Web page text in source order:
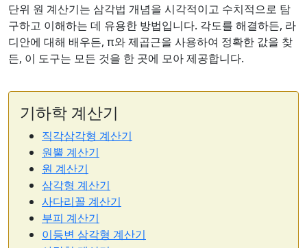
단위 원 계산기는 삼각법 개념을 시각적이고 수치적으로 탐
구하고 이해하는 데 유용한 방법입니다. 각도를 해결하든, 라
디안에 대해 배우든, π와 제곱근을 사용하여 정확한 값을 찾
든, 이 도구는 모든 것을 한 곳에 모아 제공합니다.
기하학 계산기
직각삼각형 계산기
원뿔 계산기
원 계산기
삼각형 계산기
사다리꼴 계산기
부피 계산기
이등변 삼각형 계산기